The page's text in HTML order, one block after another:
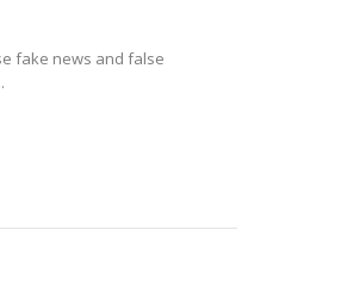
fake news and false